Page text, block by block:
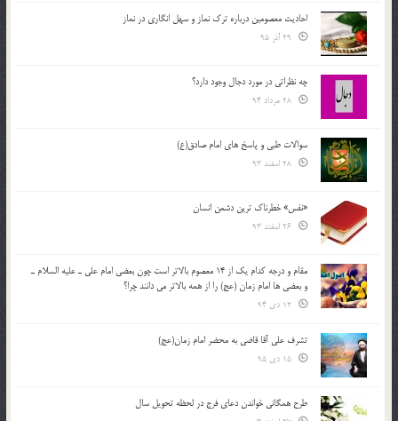
احادیث معصومین درباره ترک نماز و سهل انگاری در نماز
چه نظراتی در مورد دجال وجود دارد؟
سوالات طبی و پاسخ های امام صادق(ع)
«نفس» خطرناک ترین دشمن انسان
مقام و درجه كدام يك از 14 معصوم بالاتر است چون بعضي امام علي ـ عليه السلام ـ
و بعضي ها امام زمان (عج) را از همه بالاتر مي دانند چرا؟
تشرف علي آقا قاضي به محضر امام زمان(عج)
طرح همگانی خواندن دعای فرج در لحظه تحویل سال